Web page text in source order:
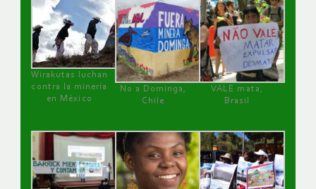
Wirakutas luchan
contra la minería
en México
No a Dominga,
Chile
VALE mata,
Brasil